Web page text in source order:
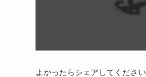
よかったらシェアしてください